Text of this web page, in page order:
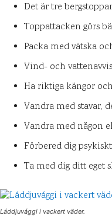
Det är tre
Toppattacken görs
Packa med vätska
Vind- och
Ha riktiga kängor
Vandra med stavar,
Vandra med någon
Förbered dig
Ta med dig ditt eget
Láddjuvággi i vackert väder.